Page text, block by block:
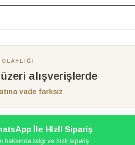
alışverişlerde
vade farksız
İle HIzlI Sipariş
hakkında bilgi ve hızlı sipariş